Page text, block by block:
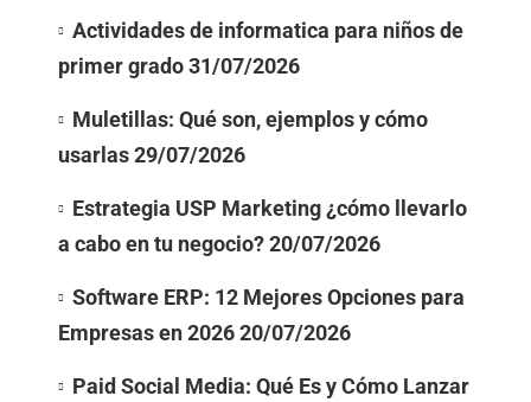
Actividades de informatica para niños de
primer grado31/07/2026
Muletillas: Qué son, ejemplos y cómo
usarlas29/07/2026
Estrategia USP Marketing ¿cómo llevarlo
a cabo en tu negocio?20/07/2026
Software ERP: 12 Mejores Opciones para
Empresas en 202620/07/2026
Paid Social Media: Qué Es y Cómo Lanzar